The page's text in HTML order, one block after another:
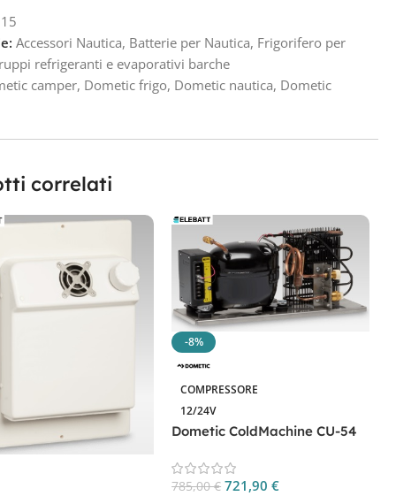
Accessori Nautica, Batterie per Nautica, Frigorifero per
refrigeranti e evaporativi barche
camper, Dometic frigo, Dometic nautica, Dometic
correlati
-8%
COMPRESSORE
12/24V
Dometic ColdMachine CU-54
785,00€ 721,90€